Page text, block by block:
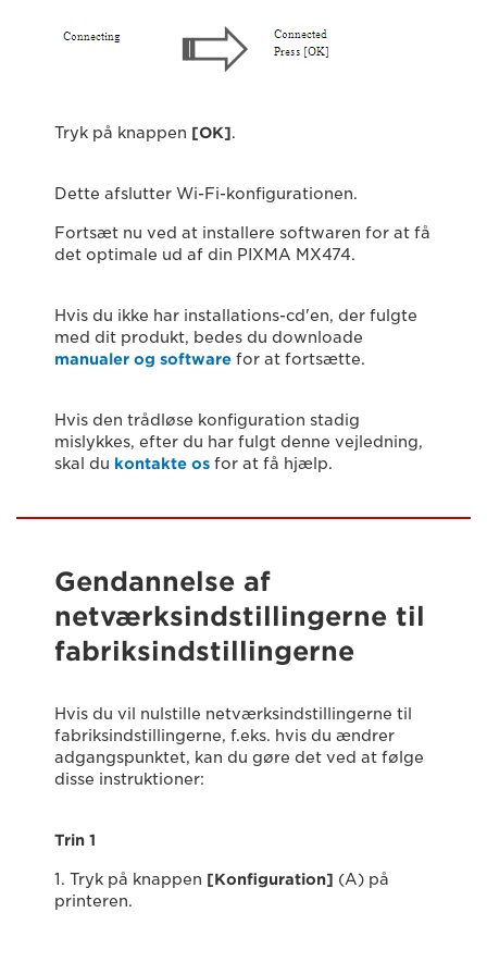
Tryk på knappen [OK].
Dette afslutter Wi-Fi-konfigurationen.
Fortsæt nu ved at installere softwaren for at få
det optimale ud af din PIXMA MX474.
Hvis du ikke har installations-cd'en, der fulgte
med dit produkt, bedes du downloade
manualer og software for at fortsætte.
Hvis den trådløse konfiguration stadig
mislykkes, efter du har fulgt denne vejledning,
skal du kontakte os for at få hjælp.
Gendannelse af
netværksindstillingerne til
fabriksindstillingerne
Hvis du vil nulstille netværksindstillingerne til
fabriksindstillingerne, f.eks. hvis du ændrer
adgangspunktet, kan du gøre det ved at følge
disse instruktioner:
Trin 1
1. Tryk på knappen [Konfiguration] (A) på
printeren.